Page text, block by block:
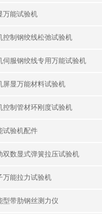
万能试验机
控制钢绞线松弛试验机
伺服钢绞线专用万能试验机
屏显万能材料试验机
控制管材环刚度试验机
试验机配件
双数显式弹簧拉压试验机
万能拉力试验机
型带肋钢丝测力仪